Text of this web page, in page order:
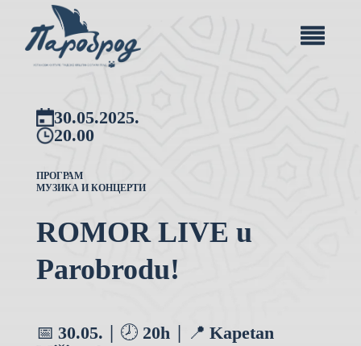
30.05.2025.
20.00
ПРОГРАМ
МУЗИКА И КОНЦЕРТИ
ROMOR LIVE u
Parobrodu!
📅 30.05. | 🕗 20h | 📍 Kapetan